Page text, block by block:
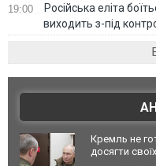
19:00
Російська еліта
виходить з-під
Кремль не
досягти